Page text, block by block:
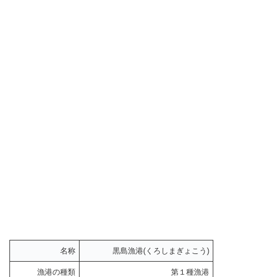
名称 黒島漁港(くろしまぎょこう)
漁港の種類 第１種漁港